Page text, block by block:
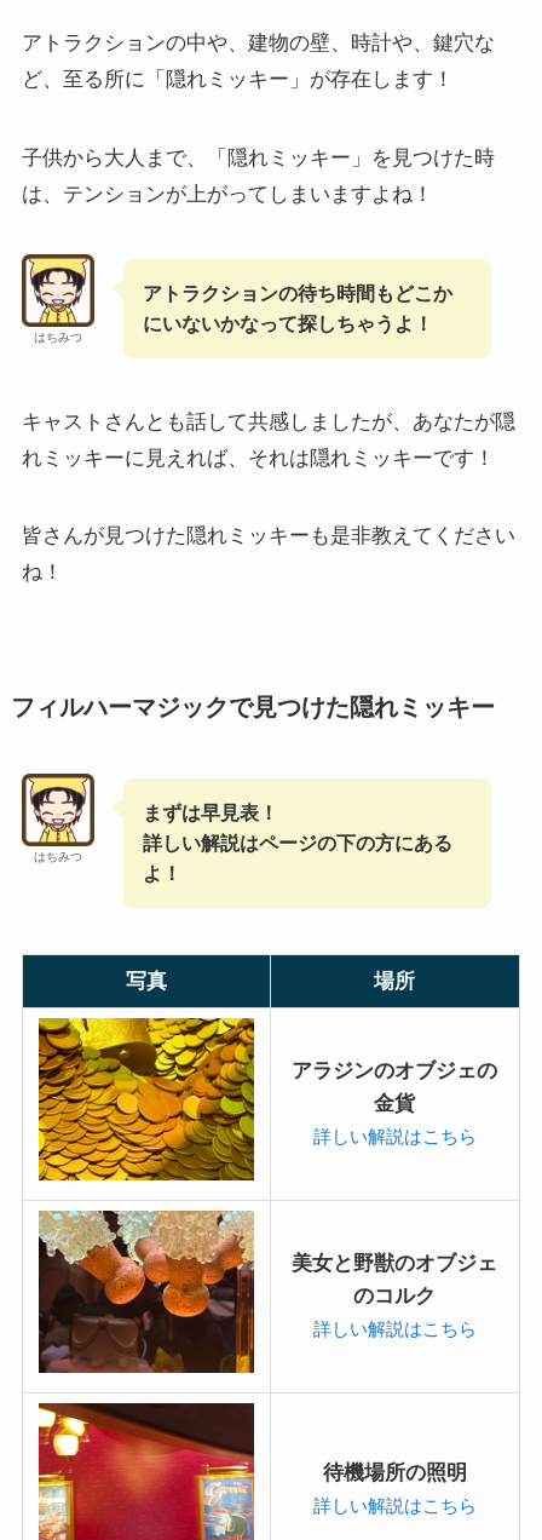
アトラクションの中や、建物の壁、時計や、鍵穴な
ど、至る所に「隠れミッキー」が存在します！
子供から大人まで、「隠れミッキー」を見つけた時
は、テンションが上がってしまいますよね！
はちみつ
アトラクションの待ち時間もどこか
にいないかなって探しちゃうよ！
キャストさんとも話して共感しましたが、あなたが隠
れミッキーに見えれば、それは隠れミッキーです！
皆さんが見つけた隠れミッキーも是非教えてください
ね！
フィルハーマジックで見つけた隠れミッキー
はちみつ
まずは早見表！
詳しい解説はページの下の方にある
よ！
写真 場所
アラジンのオブジェの
金貨
詳しい解説はこちら
美女と野獣のオブジェ
のコルク
詳しい解説はこちら
待機場所の照明
詳しい解説はこちら